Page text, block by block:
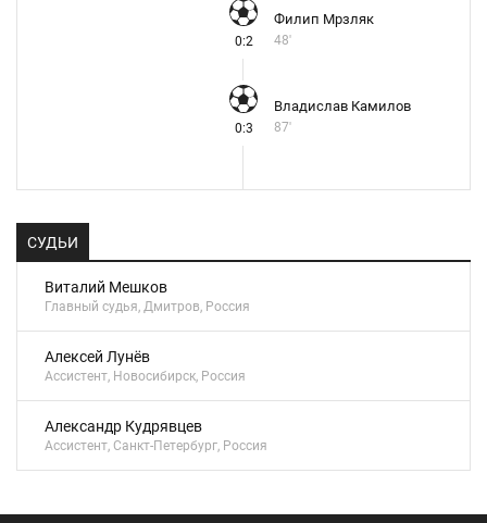
0:2
Филип Мрзляк
48'
0:3
Владислав Камилов
87'
СУДЬИ
Виталий Мешков
Главный судья, Дмитров, Россия
Алексей Лунёв
Ассистент, Новосибирск, Россия
Александр Кудрявцев
Ассистент, Санкт-Петербург, Россия